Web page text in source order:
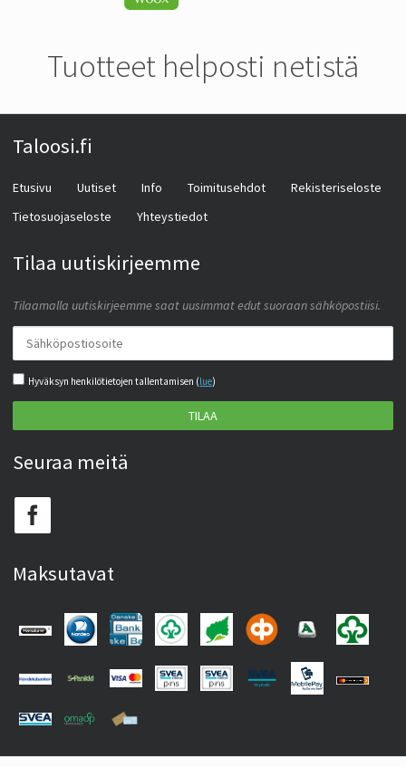
Tuotteet helposti netistä
Taloosi.fi
Etusivu Uutiset Info Toimitusehdot
Rekisteriseloste
Tietosuojaseloste
Yhteystiedot
Tilaa uutiskirjeemme
Tilaamalla uutiskirjeemme saat uusimmat edut suoraan sähköpostiisi.
Hyväksyn henkilötietojen tallentamisen (lue)
TILAA
Seuraa meitä
Maksutavat